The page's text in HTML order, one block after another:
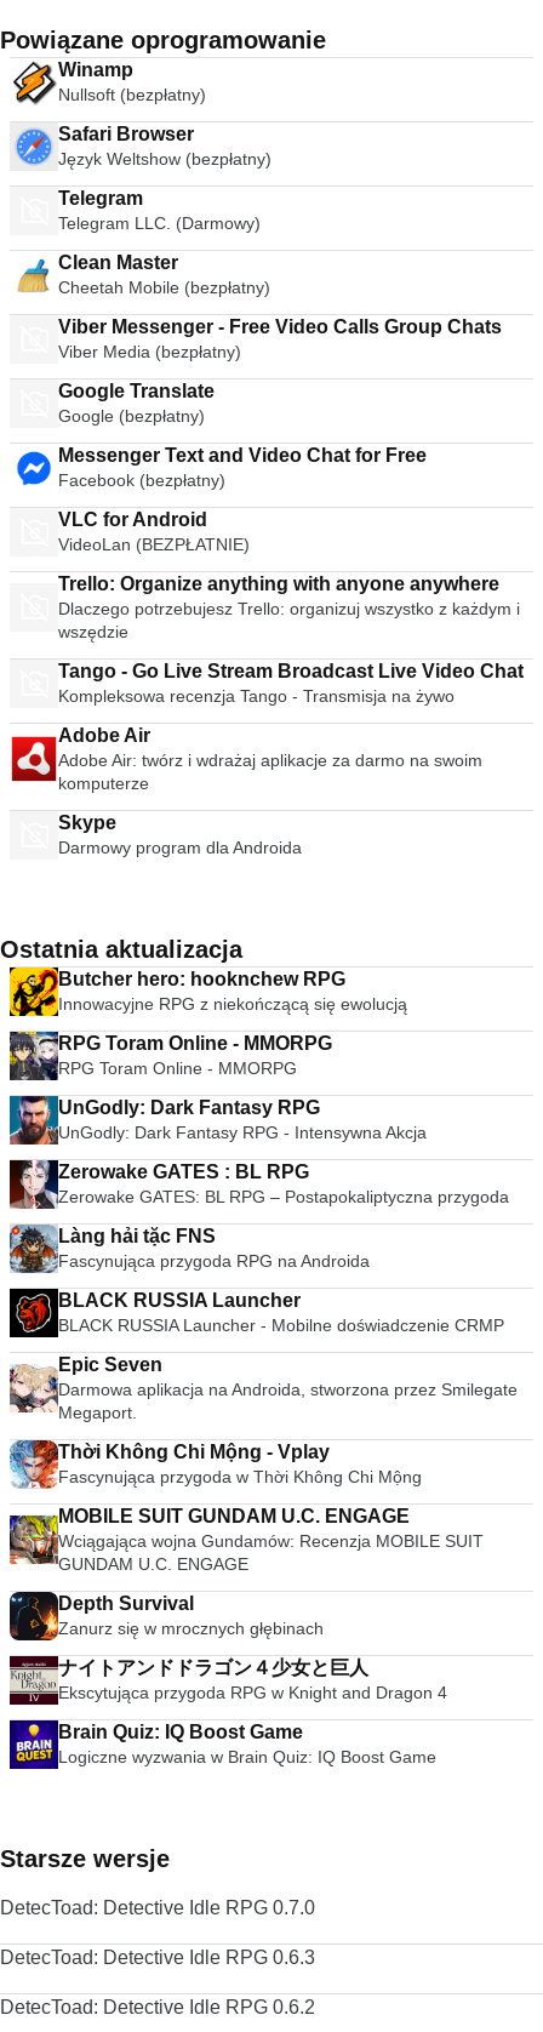
Powiązane oprogramowanie
Winamp
Nullsoft (bezpłatny)
Safari Browser
Język Weltshow (bezpłatny)
Telegram
Telegram LLC. (Darmowy)
Clean Master
Cheetah Mobile (bezpłatny)
Viber Messenger - Free Video Calls Group Chats
Viber Media (bezpłatny)
Google Translate
Google (bezpłatny)
Messenger Text and Video Chat for Free
Facebook (bezpłatny)
VLC for Android
VideoLan (BEZPŁATNIE)
Trello: Organize anything with anyone anywhere
Dlaczego potrzebujesz Trello: organizuj wszystko z każdym i
wszędzie
Tango - Go Live Stream Broadcast Live Video Chat
Kompleksowa recenzja Tango - Transmisja na żywo
Adobe Air
Adobe Air: twórz i wdrażaj aplikacje za darmo na swoim
komputerze
Skype
Darmowy program dla Androida
Ostatnia aktualizacja
Butcher hero: hooknchew RPG
Innowacyjne RPG z niekończącą się ewolucją
RPG Toram Online - MMORPG
RPG Toram Online - MMORPG
UnGodly: Dark Fantasy RPG
UnGodly: Dark Fantasy RPG - Intensywna Akcja
Zerowake GATES : BL RPG
Zerowake GATES: BL RPG – Postapokaliptyczna przygoda
Làng hải tặc FNS
Fascynująca przygoda RPG na Androida
BLACK RUSSIA Launcher
BLACK RUSSIA Launcher - Mobilne doświadczenie CRMP
Epic Seven
Darmowa aplikacja na Androida, stworzona przez Smilegate
Megaport.
Thời Không Chi Mộng - Vplay
Fascynująca przygoda w Thời Không Chi Mộng
MOBILE SUIT GUNDAM U.C. ENGAGE
Wciągająca wojna Gundamów: Recenzja MOBILE SUIT
GUNDAM U.C. ENGAGE
Depth Survival
Zanurz się w mrocznych głębinach
ナイトアンドドラゴン４少女と巨人
Ekscytująca przygoda RPG w Knight and Dragon 4
Brain Quiz: IQ Boost Game
Logiczne wyzwania w Brain Quiz: IQ Boost Game
Starsze wersje
DetecToad: Detective Idle RPG 0.7.0
DetecToad: Detective Idle RPG 0.6.3
DetecToad: Detective Idle RPG 0.6.2